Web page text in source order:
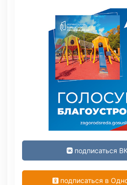
подписаться
подписаться в